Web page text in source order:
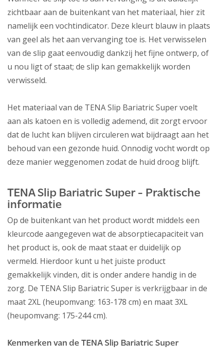
zichtbaar aan de buitenkant van het materiaal, hier zit
namelijk een vochtindicator. Deze kleurt blauw in plaats
van geel als het aan vervanging toe is. Het verwisselen
van de slip gaat eenvoudig dankzij het fijne ontwerp, of
u nou ligt of staat; de slip kan gemakkelijk worden
verwisseld.
Het materiaal van de TENA Slip Bariatric Super voelt
aan als katoen en is volledig ademend, dit zorgt ervoor
dat de lucht kan blijven circuleren wat bijdraagt aan het
behoud van een gezonde huid. Onnodig vocht wordt op
deze manier weggenomen zodat de huid droog blijft.
TENA Slip Bariatric Super - Praktische
informatie
Op de buitenkant van het product wordt middels een
kleurcode aangegeven wat de absorptiecapaciteit van
het product is, ook de maat staat er duidelijk op
vermeld. Hierdoor kunt u het juiste product
gemakkelijk vinden, dit is onder andere handig in de
zorg. De TENA Slip Bariatric Super is verkrijgbaar in de
maat 2XL (heupomvang: 163-178 cm) en maat 3XL
(heupomvang: 175-244 cm).
Kenmerken van de TENA Slip Bariatric Super